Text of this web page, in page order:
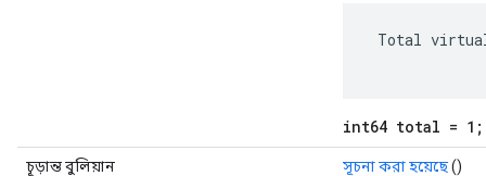
Total
int64 total = 1;
চূড়ান্ত বুলিয়ান সূচনা করা হয়েছে()